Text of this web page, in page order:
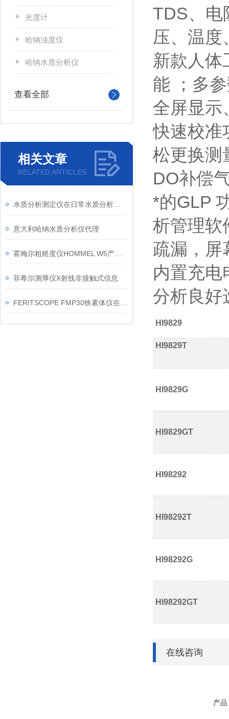
光度计
哈纳浊度仪
哈纳水质分析仪
查看全部
相关文章
RELATED ARTICLES
意大利哈纳水质分析仪代理
菲希尔测厚仪X射线非接触式信息
TDS、电
压、温度
新款人体
能 ；多
全屏显示
快速校准
松更换测
DO补偿
*的GLP
析管理软
疏漏，屏
内置充电
分析良好
HI9829
HI9829T
HI9829G
HI9829GT
HI98292
HI98292T
HI98292G
HI98292GT
在线咨询
产品